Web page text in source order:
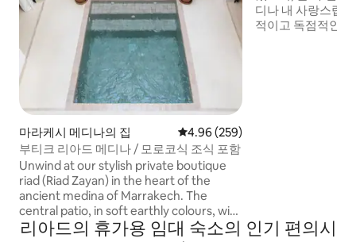
마라케시 메디나의 집 평점 4.96점(5점 만점), 후기 259
4.96 (259)
부티크 리아드 메디나 / 모로코식 조식 포함
Unwind at our stylish private boutique
riad (Riad Zayan) in the heart of the
ancient medina of Marrakech. The
central patio, in soft earthly colours, with
its heated pool, is the perfect spot to
디나 내 사랑스럽
적이고 독점적인
리아드의 휴가용 임대 숙소의 인기 편의시